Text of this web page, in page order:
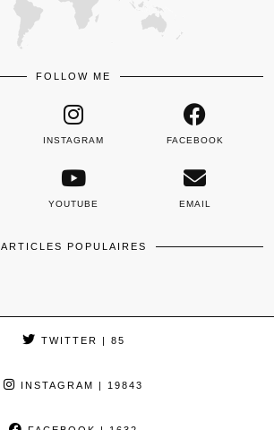
FOLLOW ME
INSTAGRAM FACEBOOK
YOUTUBE EMAIL
ARTICLES POPULAIRES
TWITTER | 85
INSTAGRAM | 19843